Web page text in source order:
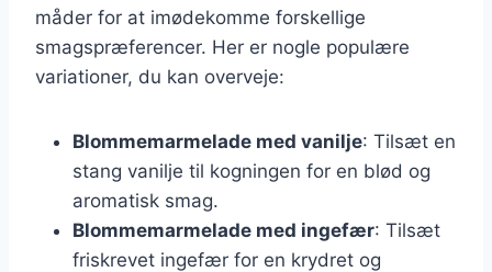
måder for at imødekomme forskellige
smagspræferencer. Her er nogle populære
variationer, du kan overveje:
Blommemarmelade med vanilje: Tilsæt en
stang vanilje til kogningen for en blød og
aromatisk smag.
Blommemarmelade med ingefær: Tilsæt
friskrevet ingefær for en krydret og